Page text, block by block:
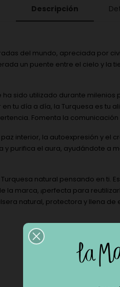
Descripción
del mundo, apreciada por
un puente entre el cielo y
sido utilizado durante
tu día a día, la Turquesa es tu
Fomenta la
interior, la autoexpresión y
purifica el aura, ayudándote a
natural pensando en
marca, ¡perfecta para
natural, protectora y llena